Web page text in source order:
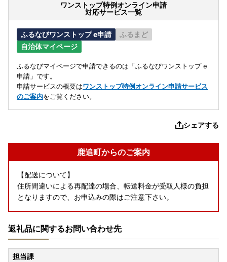
ワンストップ特例オンライン申請
対応サービス一覧
ふるなびワンストップ e申請
ふるまど
自治体マイページ
ふるなびマイページで申請できるのは「ふるなびワンストップ e
申請」です。
申請サービスの概要はワンストップ特例オンライン申請サービス
のご案内をご覧ください。
シェアする
鹿追町からのご案内
【配送について】
住所間違いによる再配達の場合、転送料金が受取人様の負担
となりますので、お申込みの際はご注意下さい。
返礼品に関するお問い合わせ先
担当課